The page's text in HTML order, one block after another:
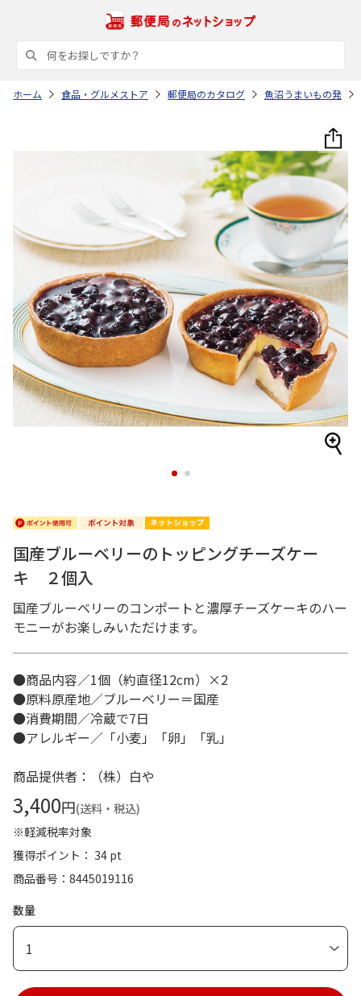
ホーム 食品・グルメストア 郵便局のカタログ 魚沼うまいもの発
1 2
国産ブルーベリーのトッピングチーズケー
キ ２個入
国産ブルーベリーのコンポートと濃厚チーズケーキのハー
モニーがお楽しみいただけます。
●商品内容／1個（約直径12cm）×2
●原料原産地／ブルーベリー＝国産
●消費期間／冷蔵で7日
●アレルギー／「小麦」「卵」「乳」
商品提供者：（株）白や
3,400円(送料・税込)
※軽減税率対象
獲得ポイント： 34 pt
商品番号
8445019116
数量
1